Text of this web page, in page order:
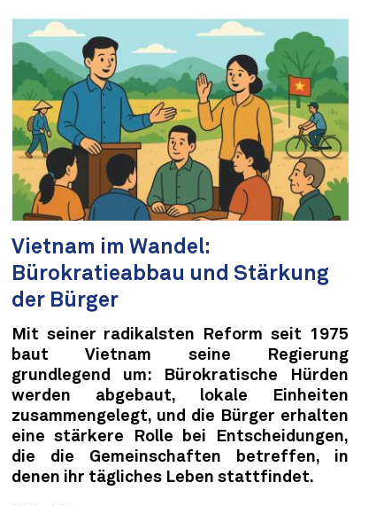
Vietnam im Wandel:
Bürokratieabbau und Stärkung
der Bürger
Mit seiner radikalsten Reform seit 1975
baut Vietnam seine Regierung
grundlegend um: Bürokratische Hürden
werden abgebaut, lokale Einheiten
zusammengelegt, und die Bürger erhalten
eine stärkere Rolle bei Entscheidungen,
die die Gemeinschaften betreffen, in
denen ihr tägliches Leben stattfindet.